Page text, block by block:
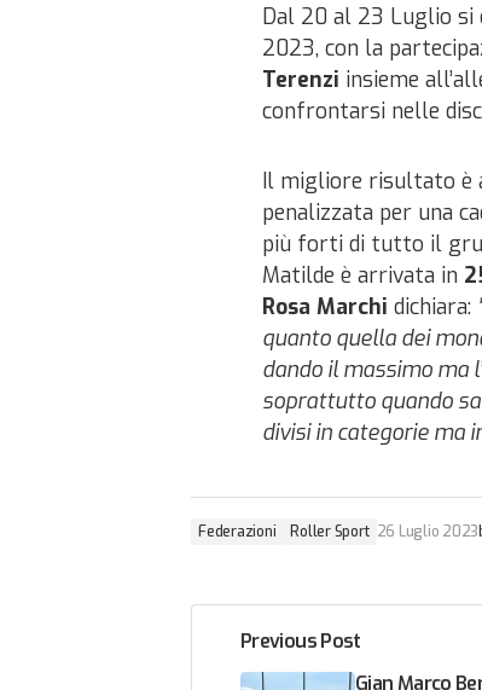
Dal 20 al 23 Luglio si
2023, con la
Terenzi insieme
confrontarsi nelle
Il migliore risultato è
penalizzata per una
più forti di tutto il
Matilde è arrivata in
Rosa Marchi dichiara:
quanto quella dei
dando il massimo ma
soprattutto quando
divisi in categorie ma
Federazioni Roller Sport 26 Luglio 2023
Previous Post
Gian Marco